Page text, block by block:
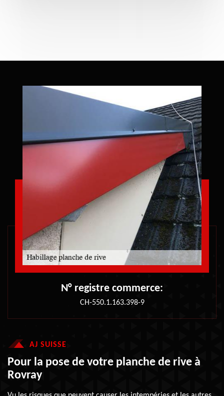
N° registre commerce:
CH-550.1.163.398-9
AJ SUISSE
Pour la pose de votre planche de rive à
Rovray